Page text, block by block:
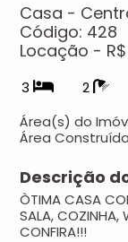
Casa -
Código: 428
Locação -
3 2
Área(s) do
Área
Descrição
ÒTIMA CASA
SALA, COZINHA,
CONFIRA!!!